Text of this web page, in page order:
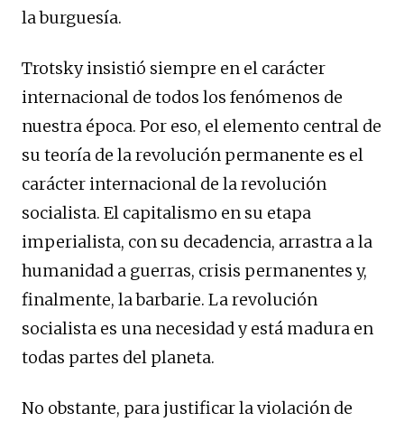
la burguesía.
Trotsky insistió siempre en el carácter
internacional de todos los fenómenos de
nuestra época. Por eso, el elemento central de
su teoría de la revolución permanente es el
carácter internacional de la revolución
socialista. El capitalismo en su etapa
imperialista, con su decadencia, arrastra a la
humanidad a guerras, crisis permanentes y,
finalmente, la barbarie. La revolución
socialista es una necesidad y está madura en
todas partes del planeta.
No obstante, para justificar la violación de